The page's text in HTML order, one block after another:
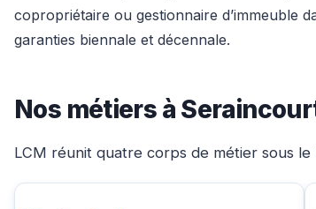
copropriétaire ou gestionnaire d’immeuble
garanties biennale et décennale.
Nos métiers à
LCM réunit quatre corps de métier sous